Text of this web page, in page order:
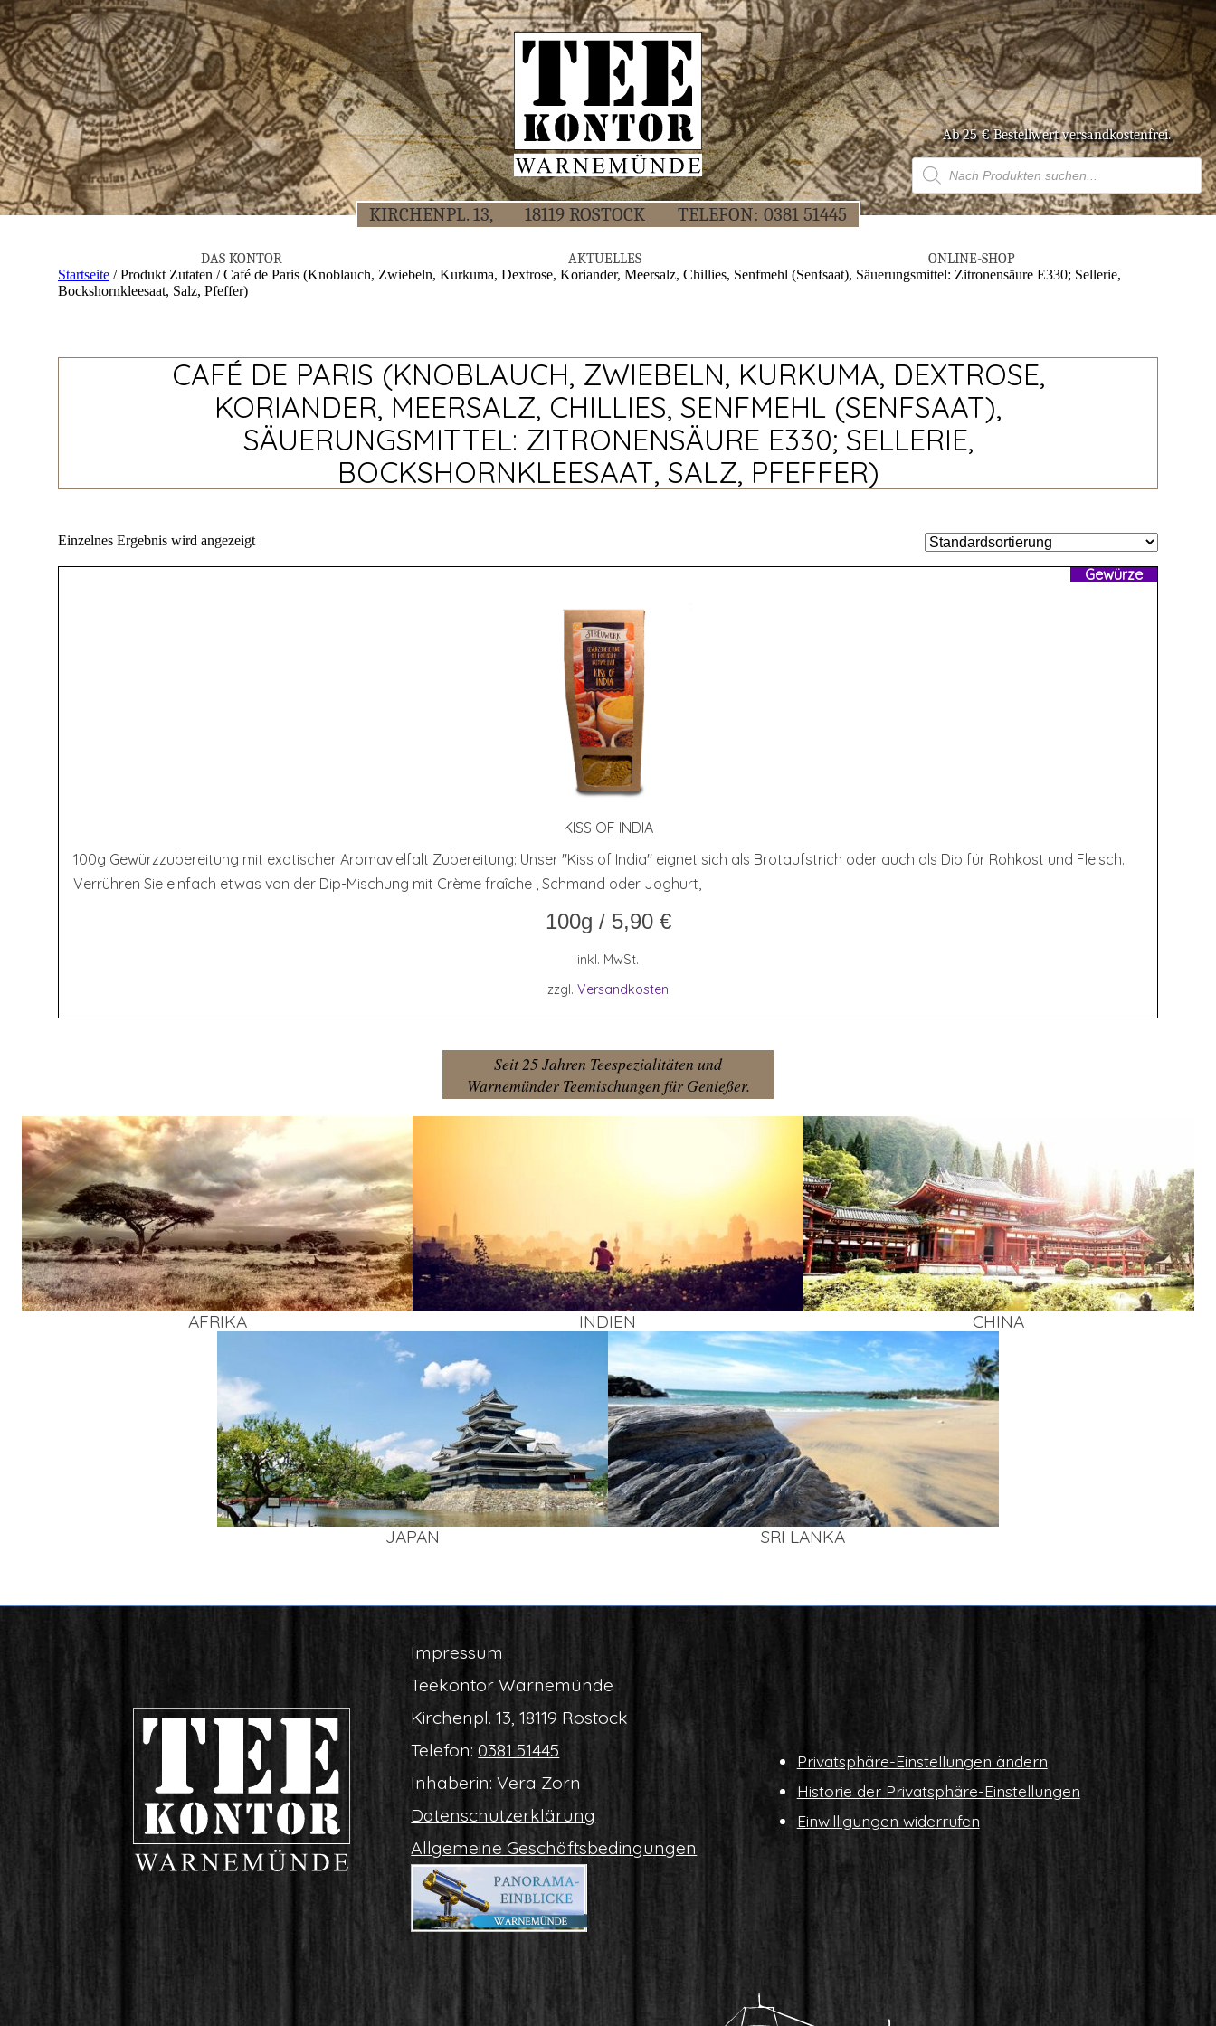
Ab 25 € Bestell­wert versandkostenfrei.
Products
search
KIR­CHEN­PL. 13, 18119 ROS­TOCK TELE­FON:0381 51445
DAS KON­TOR AKTU­EL­LES ONLINE-SHOP
Startseite / Produkt Zutaten / Café de Paris (Knoblauch, Zwiebeln, Kurkuma, Dextrose, Koriander, Meersalz, Chillies, Senfmehl (Senfsaat), Säuerungsmittel: Zitronensäure E330; Sellerie,
Bockshornkleesaat, Salz, Pfeffer)
CAFÉ DE PARIS (KNOBLAUCH, ZWIEBELN, KURKUMA, DEXTROSE,
KORIANDER, MEERSALZ, CHILLIES, SENFMEHL (SENFSAAT),
SÄUERUNGSMITTEL: ZITRONENSÄURE E330; SELLERIE,
BOCKSHORNKLEESAAT, SALZ, PFEFFER)
Einzelnes Ergebnis wird angezeigt
Gewürze
KISS OF INDIA
100g Gewürzzubereitung mit exotischer Aromavielfalt Zubereitung: Unser "Kiss of India" eignet sich als Brotaufstrich oder auch als Dip für Rohkost und Fleisch.
Verrühren Sie einfach etwas von der Dip-Mischung mit Crème fraîche , Schmand oder Joghurt,
100g / 5,90 €
inkl. MwSt.
zzgl. Versandkosten
Seit 25 Jahren Teespezialitäten und
Warnemünder Teemischungen für Genießer.
AFRI­KA INDI­EN CHI­NA
JAPAN SRI LAN­KA
Impres­sum
Tee­kon­tor Warnemünde
Kir­chen­pl. 13, 18119 Rostock
Tele­fon:0381 51445
Inha­be­rin: Vera Zorn
Daten­schutz­er­klä­rung
All­ge­mei­ne Geschäftsbedingungen
Pri­vat­sphä­re-Ein­stel­lun­gen ändern
His­to­rie der Privatsphäre-Einstellungen
Ein­wil­li­gun­gen widerrufen